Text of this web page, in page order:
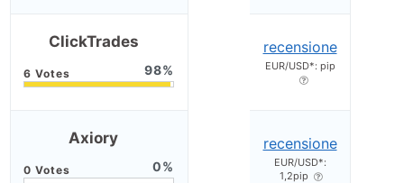
ClickTrades
98
recensione
EUR/USD*: pip
Axiory
0
recensione
EUR/USD*:
1,2pip